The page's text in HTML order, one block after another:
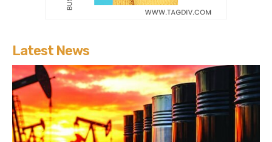
Latest News